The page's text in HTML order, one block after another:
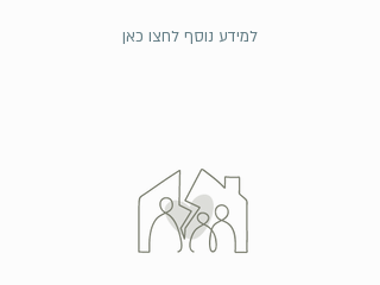
למידע נוסף לחצו כאן